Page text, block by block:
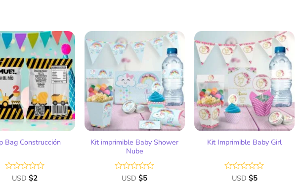
Añadir
a la
lista
de
deseos
Bag Construcción
Valorado
USD$2
Añadir
a la
lista
de
deseos
Kit imprimible Baby Shower
Nube
Valorado
USD$5
Añadir
a la
lista
de
deseos
Kit Imprimible Baby Girl
Valorado
USD $5